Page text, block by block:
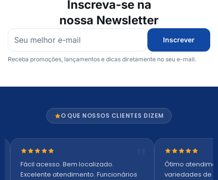
Inscreva-se na
nossa Newsletter
Inscrever
Receba promoções, lançamentos e dicas diretamente no seu e-mail.
O QUE NOSSOS CLIENTES DIZEM
Nota 5 de 5 estrelas
Fácil acesso. Bem localizado.
Excelente atendimento. Funcionários
Nota 5 de 5
Ótimo
variedades de